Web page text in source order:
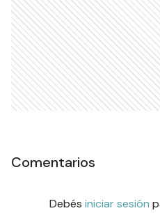
Comentarios
Debés iniciar sesión